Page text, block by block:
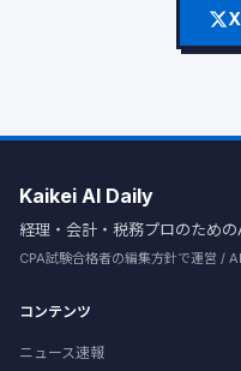
Kaikei AI Daily
経理・会計・税務プロのため
CPA試験合格者の編集方針で運営 /
コンテンツ
ニュース速報